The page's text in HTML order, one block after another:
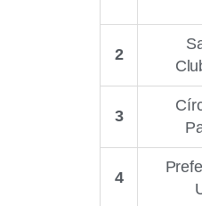
2
3
4